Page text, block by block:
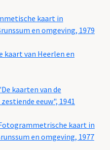
kaart in
en omgeving, 1979
kaart van Heerlen en
kaarten van de
eeuw", 1941
kaart in
en omgeving, 1977